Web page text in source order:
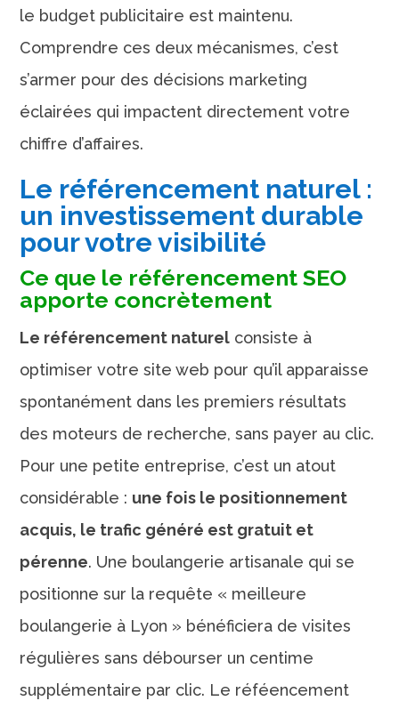
le budget publicitaire est maintenu.
Comprendre ces deux mécanismes, c’est
s’armer pour des décisions marketing
éclairées qui impactent directement votre
chiffre d’affaires.
Le référencement naturel :
un investissement durable
pour votre visibilité
Ce que le référencement SEO
apporte concrètement
Le référencement naturel consiste à
optimiser votre site web pour qu’il apparaisse
spontanément dans les premiers résultats
des moteurs de recherche, sans payer au clic.
Pour une petite entreprise, c’est un atout
considérable : une fois le positionnement
acquis, le trafic généré est gratuit et
pérenne. Une boulangerie artisanale qui se
positionne sur la requête « meilleure
boulangerie à Lyon » bénéficiera de visites
régulières sans débourser un centime
supplémentaire par clic. Le réféencement